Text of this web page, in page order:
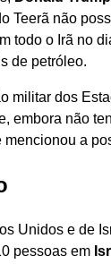
Teerã não
todo o Irã no
de petróleo.
militar dos
embora não
a
Unidos e de
pessoas em